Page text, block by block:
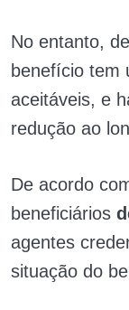
No entanto,
benefício tem
aceitáveis, e
redução ao
De acordo
beneficiários
agentes
situação do